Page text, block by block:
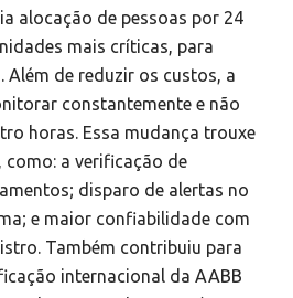
alocação de pessoas por 24
mais críticas, para
Além de reduzir os custos, a
constantemente e não
horas. Essa mudança trouxe
como: a verificação de
disparo de alertas no
e maior confiabilidade com
Também contribuiu para
internacional da AABB